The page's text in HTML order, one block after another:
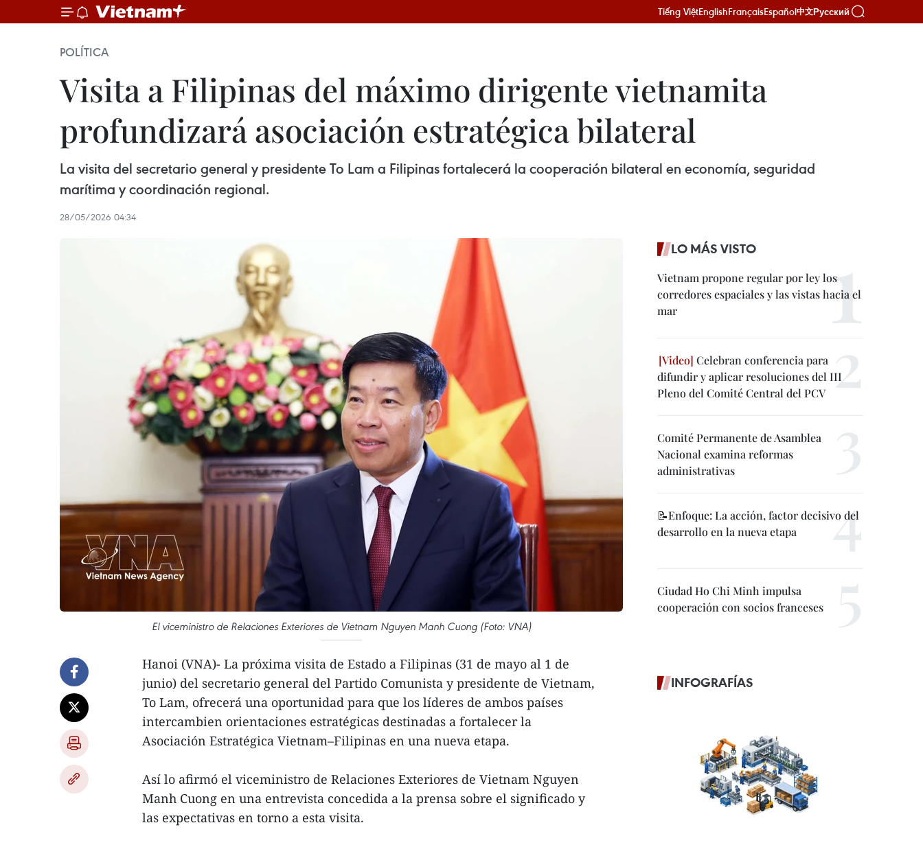
Tiếng ViệtEnglishFrançaisEspañol中文Русский
POLÍTICA
Visita a Filipinas del máximo dirigente vietnamita
profundizará asociación estratégica bilateral
La visita del secretario general y presidente To Lam a Filipinas fortalecerá la cooperación bilateral en economía, seguridad
marítima y coordinación regional.
28/05/2026 04:34
El viceministro de Relaciones Exteriores de Vietnam Nguyen Manh Cuong (Foto: VNA)
Hanoi (VNA)- La próxima visita de Estado a Filipinas (31 de mayo al 1 de
junio) del secretario general del Partido Comunista y presidente de Vietnam,
To Lam, ofrecerá una oportunidad para que los líderes de ambos países
intercambien orientaciones estratégicas destinadas a fortalecer la
Asociación Estratégica Vietnam–Filipinas en una nueva etapa.
Así lo afirmó el viceministro de Relaciones Exteriores de Vietnam Nguyen
Manh Cuong en una entrevista concedida a la prensa sobre el significado y
las expectativas en torno a esta visita.
LO MÁS VISTO
Vietnam propone regular por ley los
corredores espaciales y las vistas hacia el
mar
Celebran conferencia para
difundir y aplicar resoluciones del III
Pleno del Comité Central del PCV
Comité Permanente de Asamblea
Nacional examina reformas
administrativas
📝Enfoque: La acción, factor decisivo del
desarrollo en la nueva etapa
Ciudad Ho Chi Minh impulsa
cooperación con socios franceses
INFOGRAFÍAS